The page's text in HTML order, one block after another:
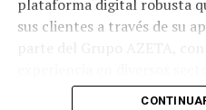
plataforma digital robusta
sus clientes a través de su